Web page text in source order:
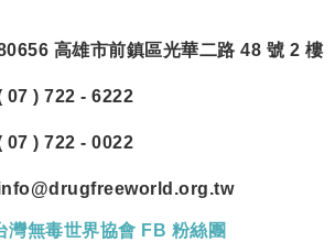
高雄市前鎮區光華二路 48 號 2 樓
) 722 - 6222
) 722 - 0022
無毒世界協會 FB 粉絲團